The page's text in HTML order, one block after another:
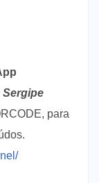
Sergipe
para